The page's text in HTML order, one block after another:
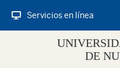
Servicios en línea
DE